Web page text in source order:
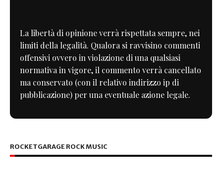
La libertà di opinione verrà rispettata sempre, nei
limiti della legalità. Qualora si ravvisino commenti
offensivi ovvero in violazione di una qualsiasi
normativa in vigore, il commento verrà cancellato
ma conservato (con il relativo indirizzo ip di
pubblicazione) per una eventuale azione legale.
ROCKETGARAGE ROCK MUSIC